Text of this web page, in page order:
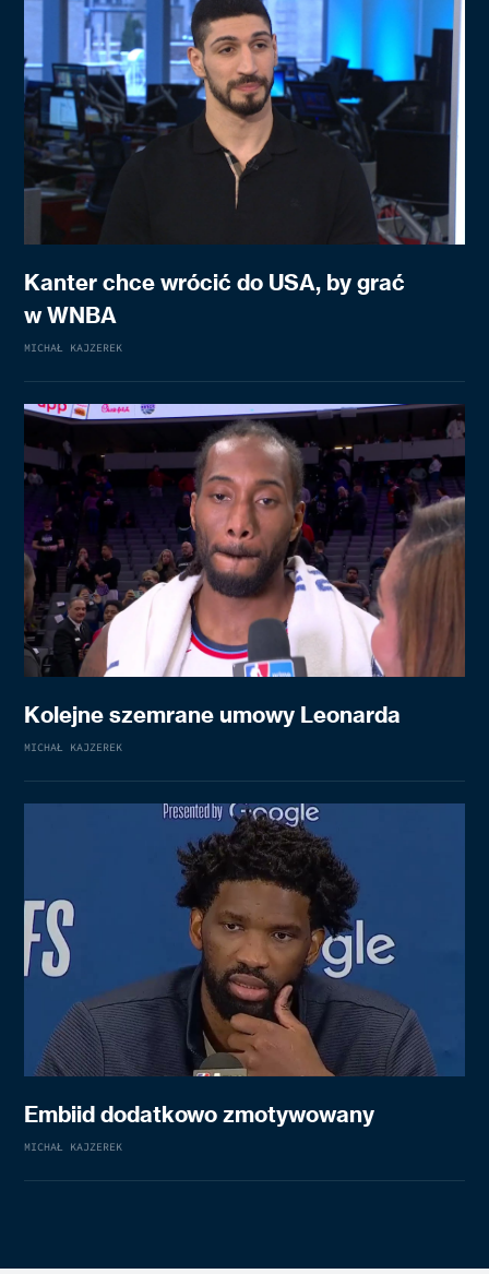
Kanter chce wrócić do USA, by grać
w WNBA
MICHAŁ KAJZEREK
Kolejne szemrane umowy Leonarda
MICHAŁ KAJZEREK
Embiid dodatkowo zmotywowany
MICHAŁ KAJZEREK